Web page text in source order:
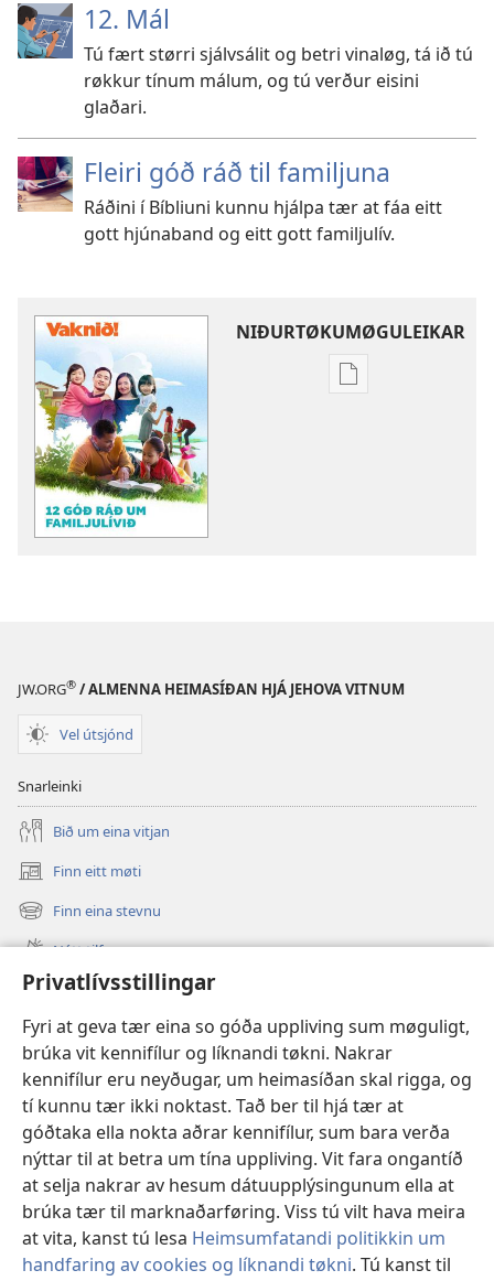
Privatlívsstillingar
Fyri at geva tær eina so góða uppliving sum møguligt,
brúka vit kennifílur og líknandi tøkni. Nakrar
kennifílur eru neyðugar, um heimasíðan skal rigga, og
tí kunnu tær ikki noktast. Tað ber til hjá tær at
góðtaka ella nokta aðrar kennifílur, sum bara verða
nýttar til at betra um tína uppliving. Vit fara ongantíð
at selja nakrar av hesum dátuupplýsingunum ella at
brúka tær til marknaðarføring. Viss tú vilt hava meira
at vita, kanst tú lesa Heimsumfatandi politikkin um
handfaring av cookies og líknandi tøkni. Tú kanst til
12. Mál
Tú fært størri sjálvsálit og betri vinaløg, tá ið tú
røkkur tínum málum, og tú verður eisini
glaðari.
Fleiri góð ráð til familjuna
Ráðini í Bíbliuni kunnu hjálpa tær at fáa eitt
gott hjúnaband og eitt gott familjulív.
NIÐURTØKUMØGULEIKAR
Stillingar
JW.ORG® / ALMENNA HEIMASÍÐAN HJÁ JEHOVA VITNUM
Vel útsjónd
Snarleinki
Bið um eina vitjan
Finn eitt møti
(opens
new
window)
Finn eina stevnu
(opens
new Nýtt tilfar
Video
Leita
Stuðul
(opens
new
window)Watchtower ONLINE LIBRARY™
(opens
new
window)JW Hub®
(opens
window)